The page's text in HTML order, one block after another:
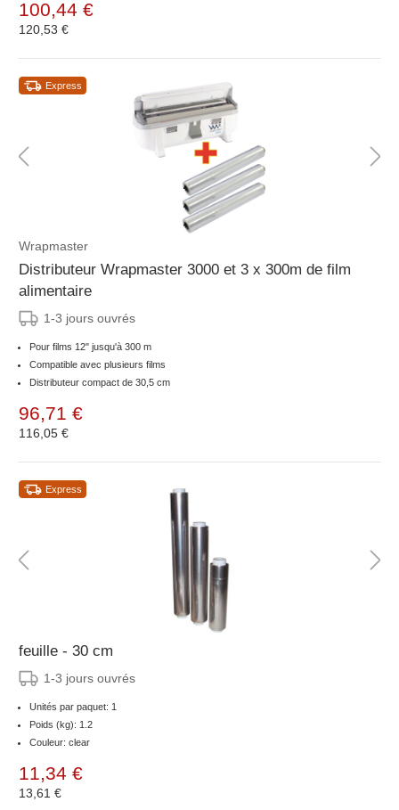
100,44 €
120,53 €
Express
Wrapmaster
Distributeur Wrapmaster 3000 et 3 x 300m de film
alimentaire
1-3 jours ouvrés
Pour films 12" jusqu'à 300 m
Compatible avec plusieurs films
Distributeur compact de 30,5 cm
96,71 €
116,05 €
Express
feuille - 30 cm
1-3 jours ouvrés
Unités par paquet: 1
Poids (kg): 1.2
Couleur: clear
11,34 €
13,61 €